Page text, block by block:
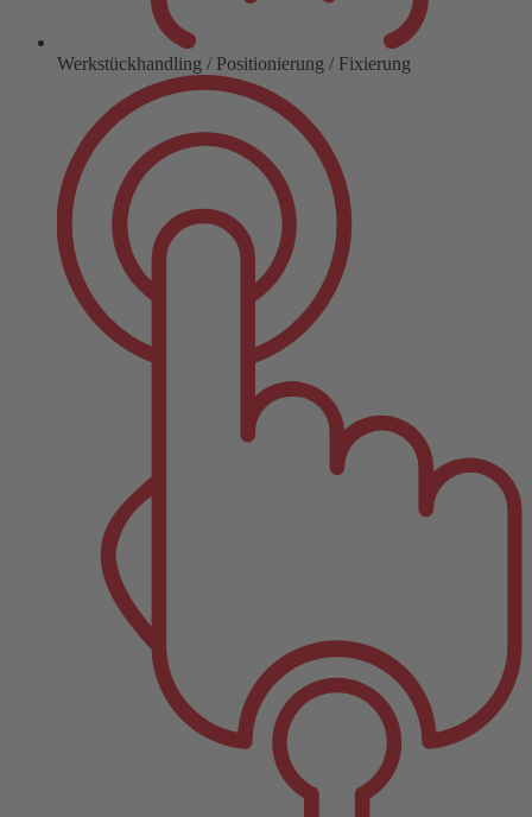
Werkstückhandling / Positionierung / Fixierung